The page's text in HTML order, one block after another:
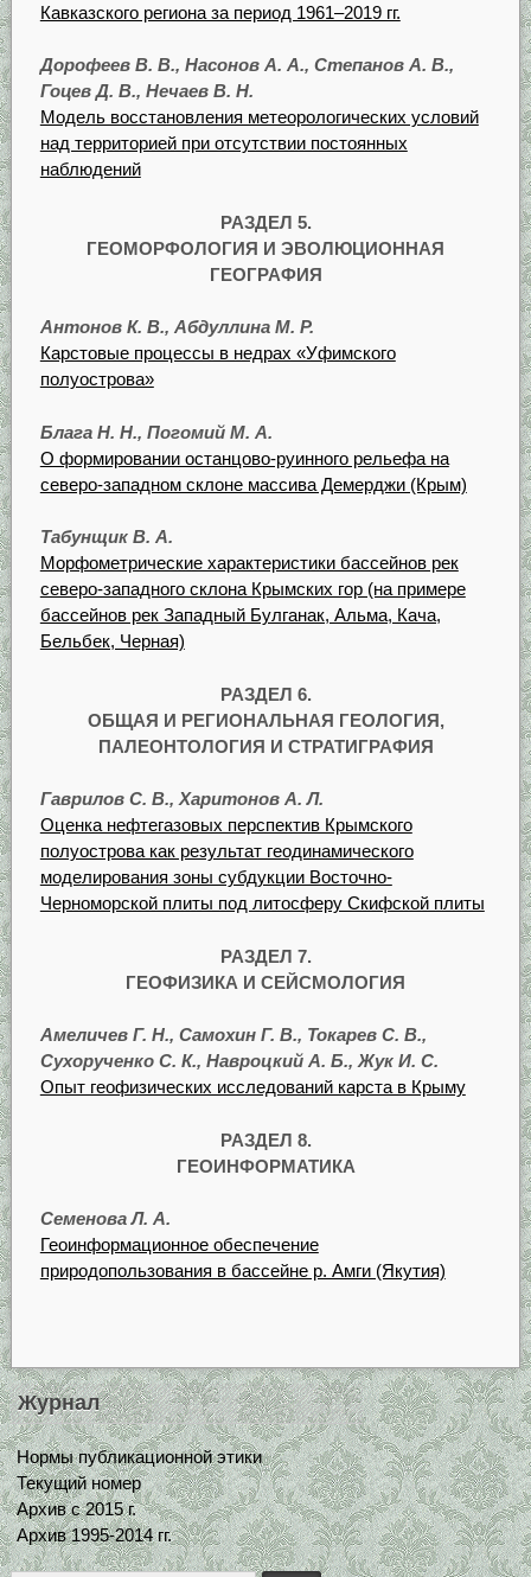
Кавказского региона за период 1961–2019 гг.
Дорофеев В. В., Насонов А. А., Степанов А. В.,
Гоцев Д. В., Нечаев В. Н.
Модель восстановления метеорологических условий
над территорией при отсутствии постоянных
наблюдений
РАЗДЕЛ 5.
ГЕОМОРФОЛОГИЯ И ЭВОЛЮЦИОННАЯ
ГЕОГРАФИЯ
Антонов К. В., Абдуллина М. Р.
Карстовые процессы в недрах «Уфимского
полуострова»
Блага Н. Н., Погомий М. А.
О формировании останцово-руинного рельефа на
северо-западном склоне массива Демерджи (Крым)
Табунщик В. А.
Морфометрические характеристики бассейнов рек
северо-западного склона Крымских гор (на примере
бассейнов рек Западный Булганак, Альма, Кача,
Бельбек, Черная)
РАЗДЕЛ 6.
ОБЩАЯ И РЕГИОНАЛЬНАЯ ГЕОЛОГИЯ,
ПАЛЕОНТОЛОГИЯ И СТРАТИГРАФИЯ
Гаврилов С. В., Харитонов А. Л.
Оценка нефтегазовых перспектив Крымского
полуострова как результат геодинамического
моделирования зоны субдукции Восточно-
Черноморской плиты под литосферу Скифской плиты
РАЗДЕЛ 7.
ГЕОФИЗИКА И СЕЙСМОЛОГИЯ
Амеличев Г. Н., Самохин Г. В., Токарев С. В.,
Сухорученко С. К., Навроцкий А. Б., Жук И. С.
Опыт геофизических исследований карста в Крыму
РАЗДЕЛ 8.
ГЕОИНФОРМАТИКА
Семенова Л. А.
Геоинформационное обеспечение
природопользования в бассейне р. Амги (Якутия)
Журнал
Нормы публикационной этики
Текущий номер
Архив с 2015 г.
Архив 1995-2014 гг.